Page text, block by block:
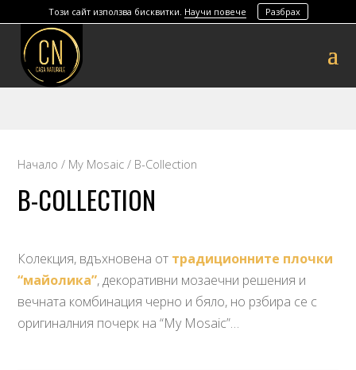
Начало / My Mosaic / B-Collection
B-COLLECTION
Колекция, вдъхновена от традиционните плочки
“майолика”, декоративни мозаечни решения и
вечната комбинация черно и бяло, но рзбира се с
оригиналния почерк на “My Mosaic”…
Този сайт използва бисквитки. Научи повече Разбрах